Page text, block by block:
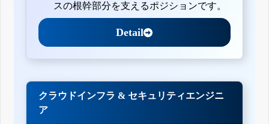
スの根幹部分を支えるポジションです。
Detail
クラウドインフラ & セキュリティエンジニ
ア